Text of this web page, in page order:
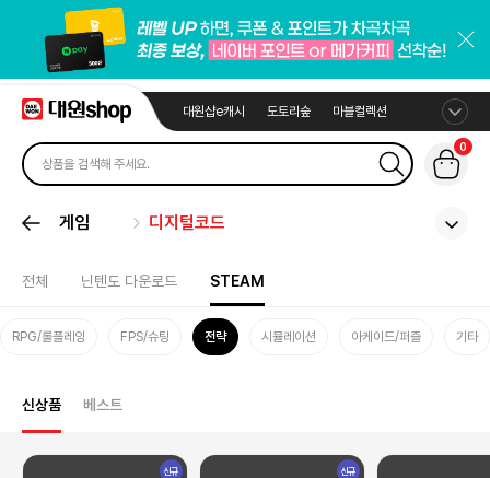
대원샵e캐시 도토리숲 마블컬렉션
0
게임 디지털코드
전체 닌텐도 다운로드 STEAM
RPG/롤플레잉 FPS/슈팅 전략 시뮬레이션 아케이드/퍼즐 기타
신상품 베스트
신규 신규